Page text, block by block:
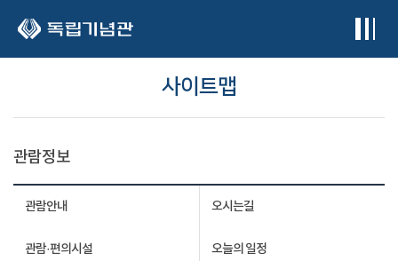
사이트맵
관람정보
관람안내 오시는길
관람·편의시설 오늘의 일정